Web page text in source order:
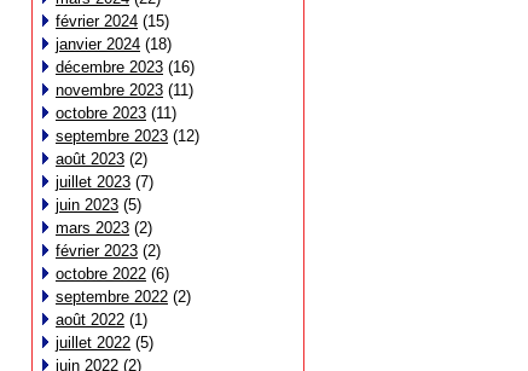
février 2024 (15)
janvier 2024 (18)
décembre 2023 (16)
novembre 2023 (11)
octobre 2023 (11)
septembre 2023 (12)
août 2023 (2)
juillet 2023 (7)
juin 2023 (5)
mars 2023 (2)
février 2023 (2)
octobre 2022 (6)
septembre 2022 (2)
août 2022 (1)
juillet 2022 (5)
juin 2022 (2)